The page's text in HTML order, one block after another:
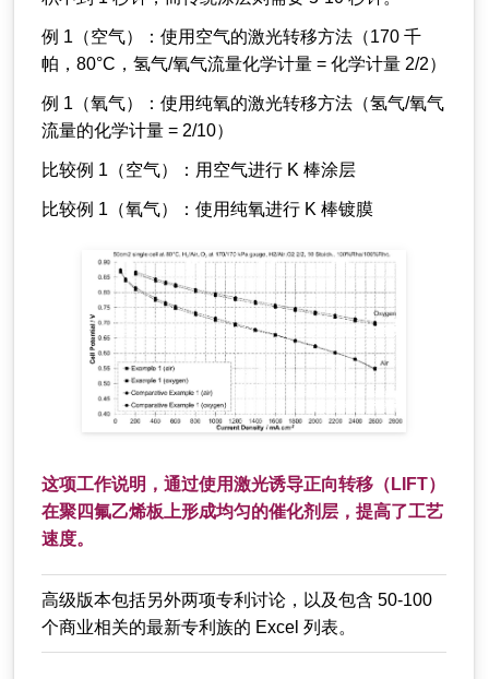
例 1（空气）：使用空气的激光转移方法（170 千
帕，80°C，氢气/氧气流量化学计量 = 化学计量 2/2）
例 1（氧气）：使用纯氧的激光转移方法（氢气/氧气
流量的化学计量 = 2/10）
比较例 1（空气）：用空气进行 K 棒涂层
比较例 1（氧气）：使用纯氧进行 K 棒镀膜
这项工作说明，通过使用激光诱导正向转移（LIFT）
在聚四氟乙烯板上形成均匀的催化剂层，提高了工艺
速度。
高级版本包括另外两项专利讨论，以及包含 50-100
个商业相关的最新专利族的 Excel 列表。